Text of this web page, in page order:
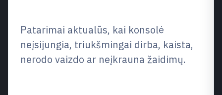
Patarimai aktualūs, kai konsolė
neįsijungia, triukšmingai dirba, kaista,
nerodo vaizdo ar neįkrauna žaidimų.